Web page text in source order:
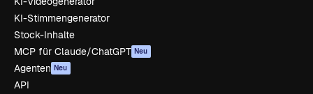
KI-Stimmengenerator
Stock-Inhalte
MCP für Claude/ChatGPT Neu
Agenten Neu
API